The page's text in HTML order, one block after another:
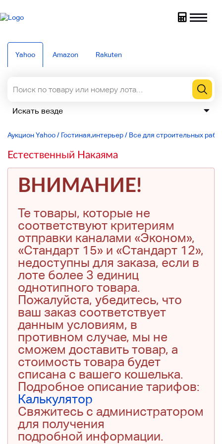
Yahoo Amazon Rakuten
Аукцион Yahoo/ Гостиная,интерьер/ Все для строительных
Естественный Накаяма
ВНИМАНИЕ!
Те товары, которые не
соответствуют критериям
отправки каналами «Эконом»,
«Стандарт 15» и «Стандарт 12»,
недоступны для заказа, если в
лоте более 3 единиц
однотипного товара.
Пожалуйста, убедитесь, что
ваш заказ соответствует
данным условиям, в
противном случае, мы не
сможем доставить товар, а
стоимость товара будет
списана с вашего кошелька.
Подробное описание тарифов:
Калькулятор
Свяжитесь с администратором
для получения
подробной информации.